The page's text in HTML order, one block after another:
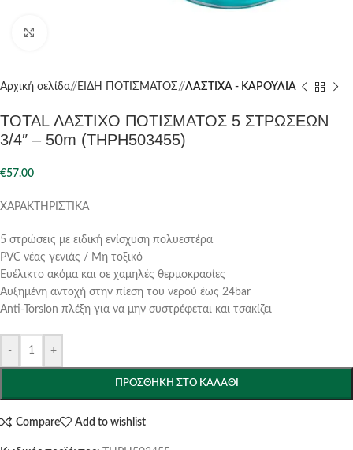
Αρχική σελίδα/ ΕΙΔΗ ΠΟΤΙΣΜΑΤΟΣ/ ΛΑΣΤΙΧΑ - ΚΑΡΟΥΛΙΑ
TOTAL ΛΑΣΤΙΧΟ ΠΟΤΙΣΜΑΤΟΣ 5 ΣΤΡΩΣΕΩΝ
3/4″ – 50m (THPH503455)
€57.00
ΧΑΡΑΚΤΗΡΙΣΤΙΚΑ
5 στρώσεις με ειδική ενίσχυση πολυεστέρα
PVC νέας γενιάς / Μη τοξικό
Ευέλικτο ακόμα και σε χαμηλές θερμοκρασίες
Αυξημένη αντοχή στην πίεση του νερού έως 24bar
Anti-Torsion πλέξη για να μην συστρέφεται και τσακίζει
- +
ΠΡΟΣΘΉΚΗ ΣΤΟ ΚΑΛΆΘΙ
Compare Add to wishlist